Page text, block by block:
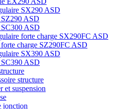
SX290 ASD
ASD
ASD
forte charge SX290FC ASD
charge SZ290FC ASD
SX390 ASD
ASD
structure
et suspension
jonction